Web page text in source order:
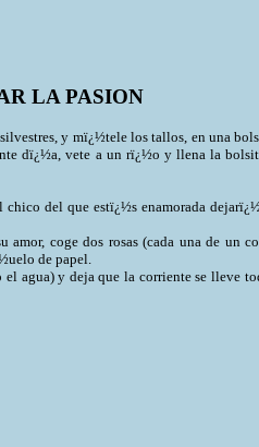
LA PASION
y mï¿½tele los tallos, en una
dï¿½a, vete a un rï¿½o y llena la
del que estï¿½s enamorada
coge dos rosas (cada una de un
de papel.
agua) y deja que la corriente se lleve